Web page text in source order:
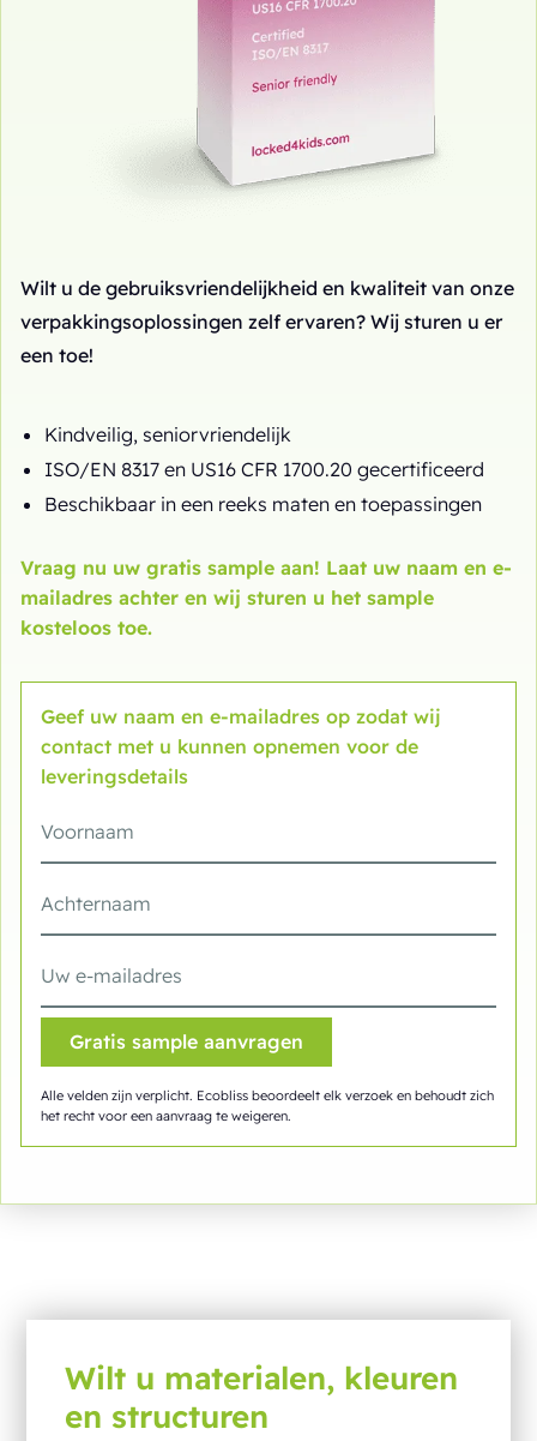
Wilt u de gebruiksvriendelijkheid en kwaliteit van onze
verpakkingsoplossingen zelf ervaren? Wij sturen u er
een toe!
Kindveilig, seniorvriendelijk
ISO/EN 8317 en US16 CFR 1700.20 gecertificeerd
Beschikbaar in een reeks maten en toepassingen
Vraag nu uw gratis sample aan! Laat uw naam en e-
mailadres achter en wij sturen u het sample
kosteloos toe.
Geef uw naam en e-mailadres op zodat wij
contact met u kunnen opnemen voor de
leveringsdetails
Alle velden zijn verplicht. Ecobliss beoordeelt elk verzoek en behoudt zich
het recht voor een aanvraag te weigeren.
Wilt u materialen, kleuren
en structuren